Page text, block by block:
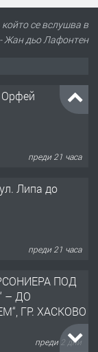
се вслушва в
- Жан дьо Лафонтен
преди 21 часа
Липа до
преди 21 часа
ПОД
– ДО
ГР. ХАСКОВО
преди 2 дни